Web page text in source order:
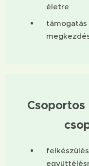
életre
támogatás
Csoportos